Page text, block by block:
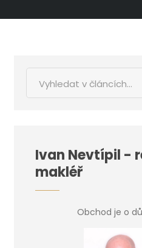
Ivan Nevtípil -
makléř
Obchod je o